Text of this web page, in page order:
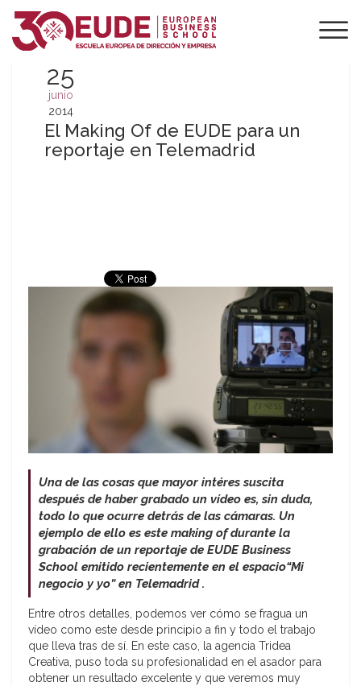
25
junio
2014
El Making Of de EUDE para un
reportaje en Telemadrid
Una de las cosas que mayor intéres suscita
después de haber grabado un vídeo es, sin duda,
todo lo que ocurre detrás de las cámaras. Un
ejemplo de ello es este making of durante la
grabación de un reportaje de EUDE Business
School emitido recientemente en el espacio“Mi
negocio y yo” en Telemadrid .
Entre otros detalles, podemos ver cómo se fragua un
vídeo como este desde principio a fin y todo el trabajo
que lleva tras de sí. En este caso, la agencia Tridea
Creativa, puso toda su profesionalidad en el asador para
obtener un resultado excelente y que veremos muy